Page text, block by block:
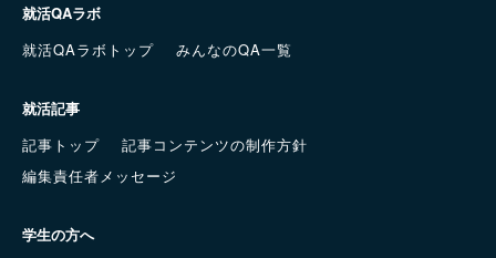
就活QAラボ
就活QAラボトップ
みんなのQA一覧
就活記事
記事トップ
記事コンテンツの制作方針
編集責任者メッセージ
学生の方へ